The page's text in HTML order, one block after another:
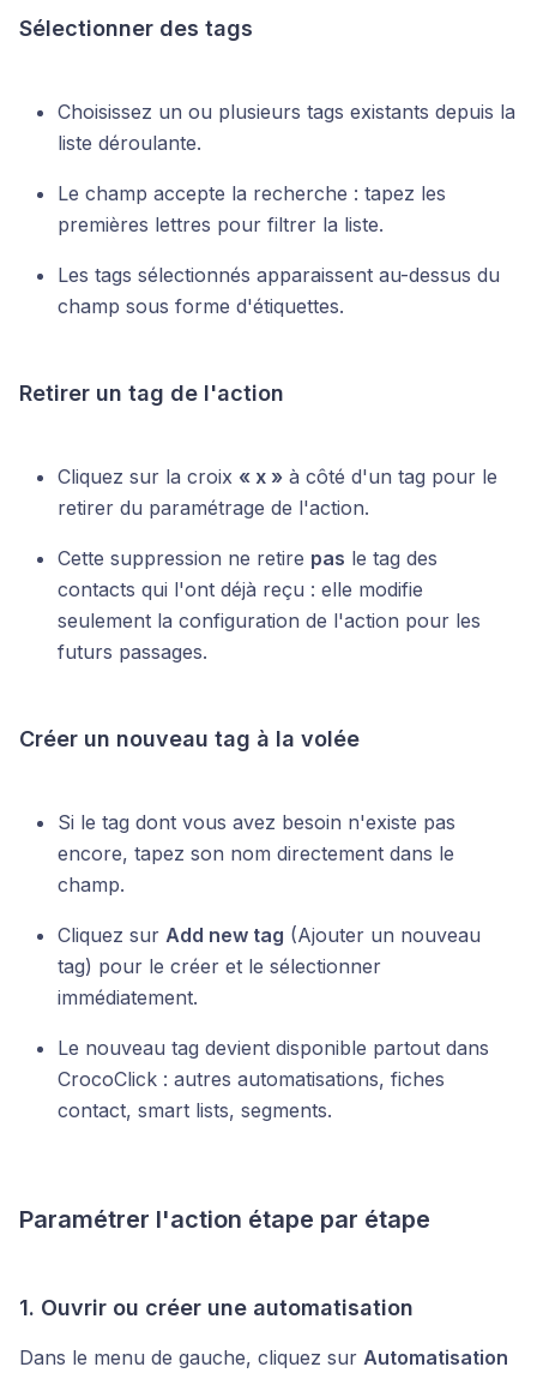
Sélectionner des tags
Choisissez un ou plusieurs tags existants depuis la
liste déroulante.
Le champ accepte la recherche : tapez les
premières lettres pour filtrer la liste.
Les tags sélectionnés apparaissent au-dessus du
champ sous forme d'étiquettes.
Retirer un tag de l'action
Cliquez sur la croix « x » à côté d'un tag pour le
retirer du paramétrage de l'action.
Cette suppression ne retire pas le tag des
contacts qui l'ont déjà reçu : elle modifie
seulement la configuration de l'action pour les
futurs passages.
Créer un nouveau tag à la volée
Si le tag dont vous avez besoin n'existe pas
encore, tapez son nom directement dans le
champ.
Cliquez sur Add new tag (Ajouter un nouveau
tag) pour le créer et le sélectionner
immédiatement.
Le nouveau tag devient disponible partout dans
CrocoClick : autres automatisations, fiches
contact, smart lists, segments.
Paramétrer l'action étape par étape
1. Ouvrir ou créer une automatisation
Dans le menu de gauche, cliquez sur Automatisation